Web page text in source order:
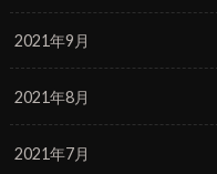
2021年9月
2021年8月
2021年7月